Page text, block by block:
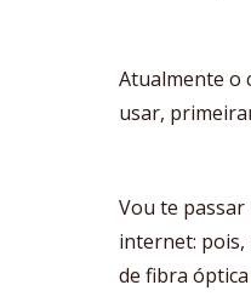
Atualmente o
usar,
Vou te passar
internet: pois,
de fibra